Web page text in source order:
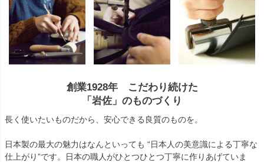
創業1928年 こだわり続けた
「岩佐」のものづくり
長く使いたいものだから、安心できる良質のものを。
日本製の最大の魅力はなんといっても “日本人の美意識による丁寧な
仕上がり”です。日本の職人がひとつひとつ丁寧に作りあげていま